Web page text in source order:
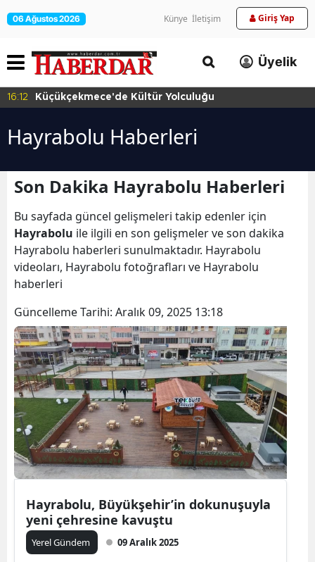
06 Ağustos 2026 Künye İletişim Giriş Yap
Üyelik
16:12 Küçükçekmece'de Kültür Yolculuğu
Hayrabolu Haberleri
Son Dakika Hayrabolu Haberleri
Bu sayfada güncel gelişmeleri takip edenler için
Hayrabolu ile ilgili en son gelişmeler ve son dakika
Hayrabolu haberleri sunulmaktadır. Hayrabolu
videoları, Hayrabolu fotoğrafları ve Hayrabolu
haberleri
Güncelleme Tarihi: Aralık 09, 2025 13:18
Hayrabolu, Büyükşehir’in dokunuşuyla
yeni çehresine kavuştu
Yerel Gündem 09 Aralık 2025